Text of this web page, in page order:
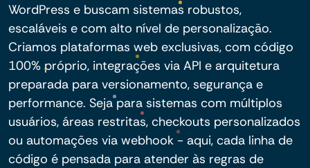
WordPress e buscam sistemas robustos,
escaláveis e com alto nível de personalização.
Criamos plataformas web exclusivas, com código
100% próprio, integrações via API e arquitetura
preparada para versionamento, segurança e
performance. Seja para sistemas com múltiplos
usuários, áreas restritas, checkouts personalizados
ou automações via webhook - aqui, cada linha de
código é pensada para atender às regras de